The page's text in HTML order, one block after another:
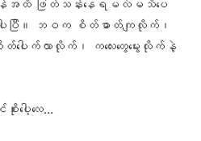
အထိ ဖြတ်သန်းနေရမလဲမသိပေ
ေပါပြီ။ ဘဝက စိတ်ဓာတ်ကျလိုက်၊
က်လာလိုက်၊ ကလေးတွေမွေးလိုက်နဲ့
ပေါ့လေ…